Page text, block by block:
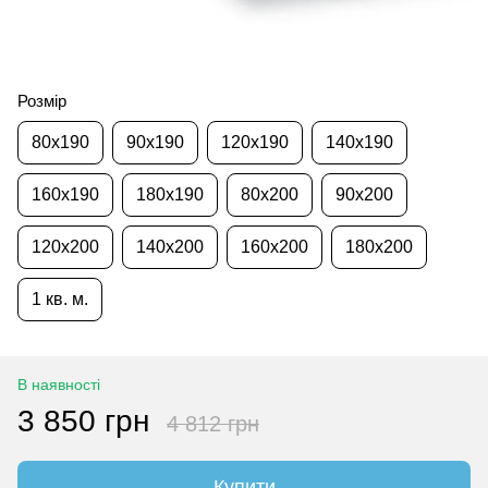
Розмір
80x190 90x190 120x190 140x190
160x190 180x190 80x200 90x200
120x200 140x200 160x200 180x200
1 кв. м.
В наявності
3 850 грн 4 812 грн